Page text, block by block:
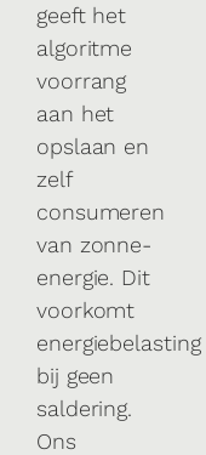
geeft het
algoritme
voorrang
aan het
opslaan en
zelf
consumeren
van zonne-
energie. Dit
voorkomt
energiebelasting
bij geen
saldering.
Ons